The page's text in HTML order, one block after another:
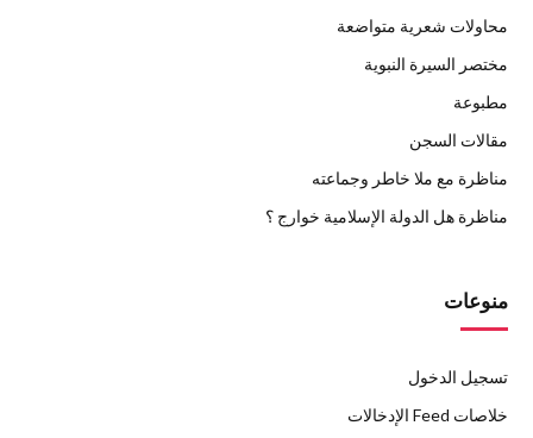
محاولات شعرية متواضعة
مختصر السيرة النبوية
مطبوعة
مقالات السجن
مناظرة مع ملا خاطر وجماعته
مناظرة هل الدولة الإسلامية خوارج ؟
منوعات
تسجيل الدخول
خلاصات Feed الإدخالات